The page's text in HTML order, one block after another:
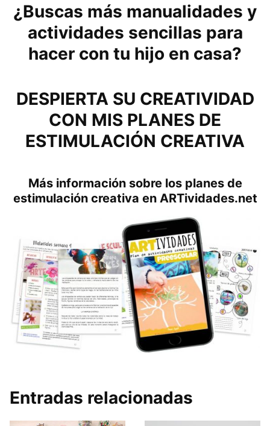
¿Buscas más manualidades y
actividades sencillas para
hacer con tu hijo en casa?
DESPIERTA SU CREATIVIDAD
CON MIS PLANES DE
ESTIMULACIÓN CREATIVA
Más información sobre los planes de
estimulación creativa en ARTividades.net
Entradas relacionadas